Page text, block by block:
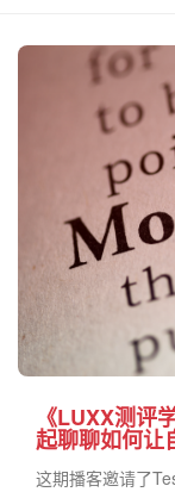
《LUXX测评
起聊聊如何让
这期播客邀请了